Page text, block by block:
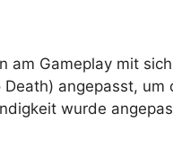
am Gameplay mit
angepasst, um
wurde